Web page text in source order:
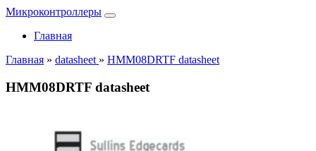
Микроконтроллеры
Главная
Главная » datasheet » HMM08DRTF datasheet
HMM08DRTF datasheet